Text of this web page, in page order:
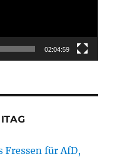
02:04:59
Fressen für AfD,